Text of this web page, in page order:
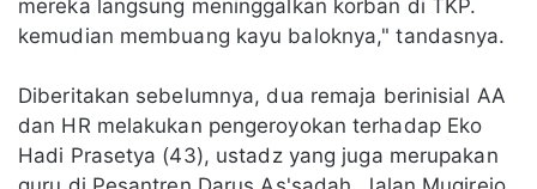
mereka langsung meninggalkan korban di TKP.
kemudian membuang kayu baloknya," tandasnya.
Diberitakan sebelumnya, dua remaja berinisial AA
dan HR melakukan pengeroyokan terhadap Eko
Hadi Prasetya (43), ustadz yang juga merupakan